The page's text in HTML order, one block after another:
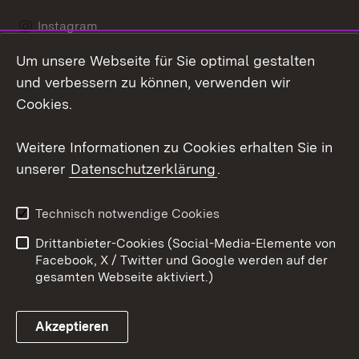
Instagram
Social Wall
Link zum Landesportal
Barrierefreiheit
Benutzungshinweise
Impressum
Cookies
Um unsere Webseite für Sie optimal gestalten
und verbessern zu können, verwenden wir
Cookies.
Weitere Informationen zu Cookies erhalten Sie in
unserer Datenschutzerklärung.
Technisch notwendige Cookies
Drittanbieter-Cookies (Social-Media-Elemente von
Facebook, X / Twitter und Google werden auf der
gesamten Webseite aktiviert.)
Akzeptieren